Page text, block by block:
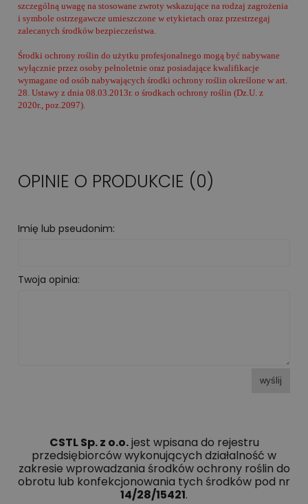
szczególną uwagę na stosowane zwroty wskazujące na rodzaj zagrożenia
i symbole ostrzegawcze umieszczone w etykietach oraz przestrzegaj
zalecanych środków bezpieczeństwa.
Środki ochrony roślin do użytku profesjonalnego mogą być nabywane
wyłącznie przez osoby pełnoletnie oraz posiadające kwalifikacje
wymagane od osób nabywających środki ochrony roślin określone w art.
28. Ustawy z dnia 08.03.2013r. o środkach ochrony roślin (Dz.U. z
2020r., poz.2097).
OPINIE O PRODUKCIE (0)
Imię lub pseudonim:
Twoja opinia:
wyślij
CSTL Sp. z o.o.jest wpisana do rejestru
przedsiębiorców wykonujących działalność w
zakresie wprowadzania środków ochrony roślin do
obrotu lub konfekcjonowania tych środków pod nr
14/28/15421.